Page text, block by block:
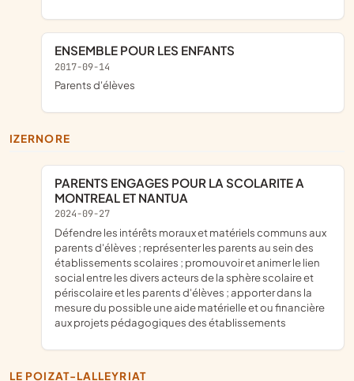
ENSEMBLE POUR LES ENFANTS
2017-09-14
parents d'élèves
IZERNORE
PARENTS ENGAGES POUR LA SCOLARITE A
MONTREAL ET NANTUA
2024-09-27
défendre les intérêts moraux et matériels communs aux
parents d'élèves ; représenter les parents au sein des
établissements scolaires ; promouvoir et animer le lien
social entre les divers acteurs de la sphère scolaire et
périscolaire et les parents d'élèves ; apporter dans la
mesure du possible une aide matérielle et ou financière
aux projets pédagogiques des établissements
LE POIZAT-LALLEYRIAT